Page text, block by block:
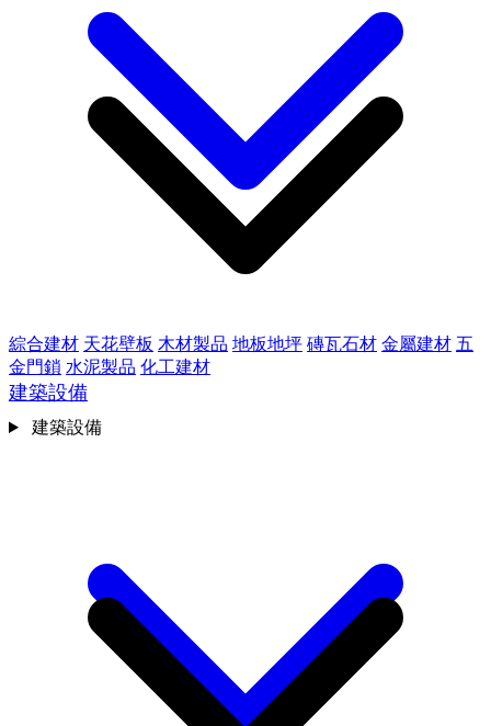
綜合建材 天花壁板 木材製品 地板地坪 磚瓦石材 金屬建材 五
金門鎖 水泥製品 化工建材
建築設備
建築設備